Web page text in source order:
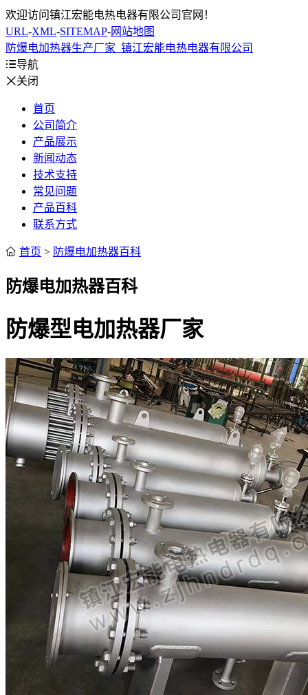
欢迎访问镇江宏能电热电器有限公司官网！
URL-XML-SITEMAP-网站地图
防爆电加热器生产厂家_镇江宏能电热电器有限公司
导航
关闭
首页
公司简介
产品展示
新闻动态
技术支持
常见问题
产品百科
联系方式
 首页 > 防爆电加热器百科
防爆电加热器百科
防爆型电加热器厂家